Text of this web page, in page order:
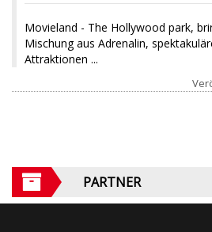
Movieland - The Hollywood park,
Mischung aus Adrenalin,
Attraktionen ...
PARTNER